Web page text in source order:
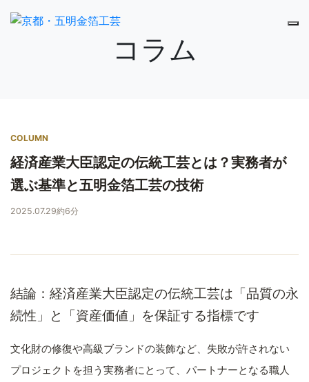
コラム
COLUMN
経済産業大臣認定の伝統工芸とは？実務者が
選ぶ基準と五明金箔工芸の技術
2025.07.29約6分
結論：経済産業大臣認定の伝統工芸は「品質の永
続性」と「資産価値」を保証する指標です
文化財の修復や高級ブランドの装飾など、失敗が許されない
プロジェクトを担う実務者にとって、パートナーとなる職人